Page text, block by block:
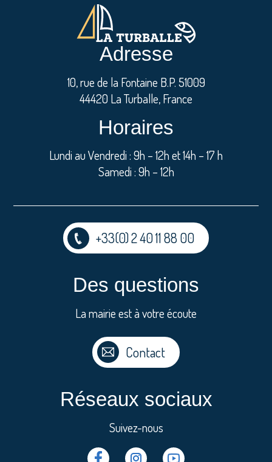
Adresse
10, rue de la Fontaine B.P. 51009
44420 La Turballe, France
Horaires
Lundi au Vendredi : 9h – 12h et 14h – 17 h
Samedi : 9h – 12h
+33(0) 2 40 11 88 00
Des questions
La mairie est à votre écoute
Contact
Réseaux sociaux
Suivez-nous
Facebook Instragram